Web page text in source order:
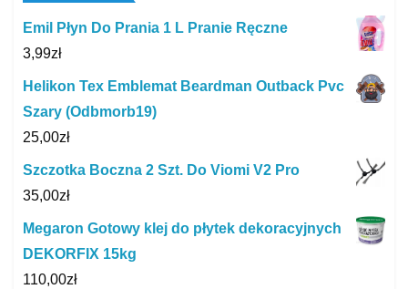
Emil Płyn Do Prania 1 L Pranie Ręczne
3,99zł
Helikon Tex Emblemat Beardman Outback Pvc
Szary (Odbmorb19)
25,00zł
Szczotka Boczna 2 Szt. Do Viomi V2 Pro
35,00zł
Megaron Gotowy klej do płytek dekoracyjnych
DEKORFIX 15kg
110,00zł